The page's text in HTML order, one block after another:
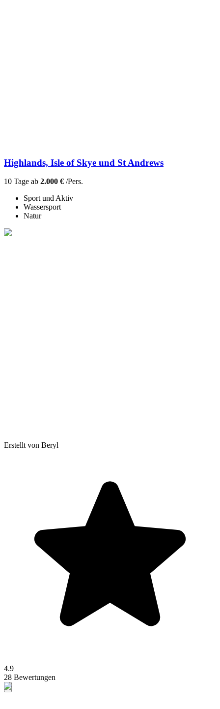
Highlands, Isle of Skye und St Andrews
10 Tage ab 2.000 € /Pers.
Sport und Aktiv
Wassersport
Natur
Erstellt von Beryl
4.9
28 Bewertungen